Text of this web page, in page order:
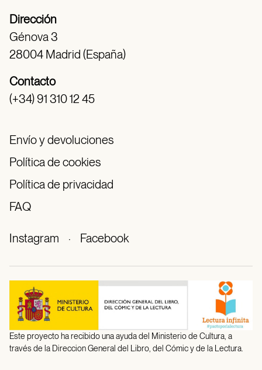
Dirección
Génova 3
28004 Madrid (España)
Contacto
(+34) 91 310 12 45
Envío y devoluciones
Política de cookies
Política de privacidad
FAQ
Instagram · Facebook
Este proyecto ha recibido una ayuda del Ministerio de Cultura, a
través de la Direccion General del Libro, del Cómic y de la Lectura.